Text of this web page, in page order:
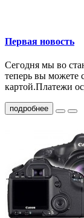
Первая новость
Сегодня мы во
теперь вы можете
картой.Платежи
подробнее